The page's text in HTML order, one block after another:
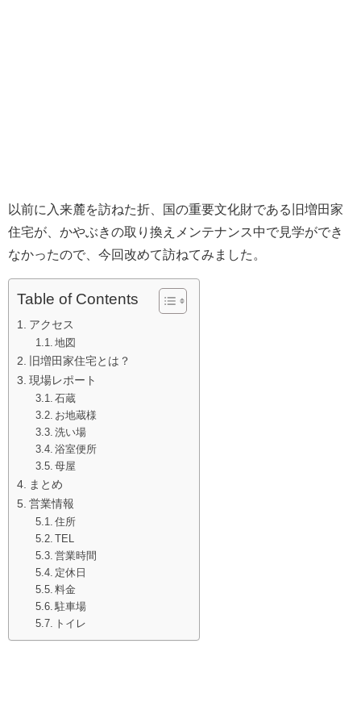
以前に入来麓を訪ねた折、国の重要文化財である旧増田家
住宅が、かやぶきの取り換えメンテナンス中で見学ができ
なかったので、今回改めて訪ねてみました。
Table of Contents
アクセス
地図
旧増田家住宅とは？
現場レポート
石蔵
お地蔵様
洗い場
浴室便所
母屋
まとめ
営業情報
住所
TEL
営業時間
定休日
料金
駐車場
トイレ